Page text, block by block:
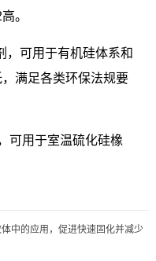
。
，可用于有机硅体系和
满足各类环保法规要
可用于室温硫化硅橡
中的应用，促进快速固化并减少